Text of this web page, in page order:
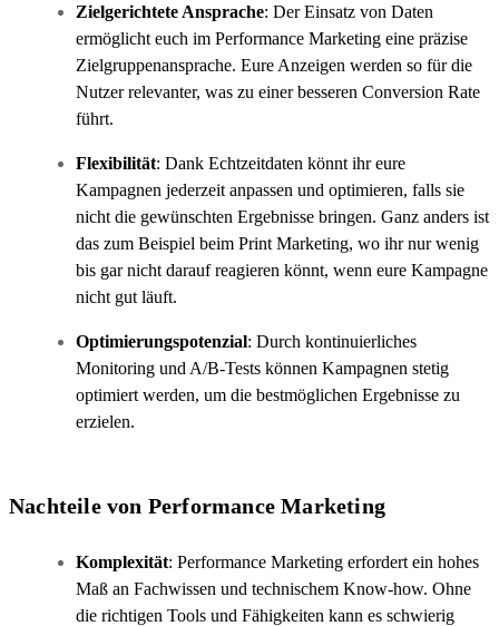
Zielgerichtete Ansprache: Der Einsatz von Daten
ermöglicht euch im Performance Marketing eine präzise
Zielgruppenansprache. Eure Anzeigen werden so für die
Nutzer relevanter, was zu einer besseren Conversion Rate
führt.
Flexibilität: Dank Echtzeitdaten könnt ihr eure
Kampagnen jederzeit anpassen und optimieren, falls sie
nicht die gewünschten Ergebnisse bringen. Ganz anders ist
das zum Beispiel beim Print Marketing, wo ihr nur wenig
bis gar nicht darauf reagieren könnt, wenn eure Kampagne
nicht gut läuft.
Optimierungspotenzial: Durch kontinuierliches
Monitoring und A/B-Tests können Kampagnen stetig
optimiert werden, um die bestmöglichen Ergebnisse zu
erzielen.
Nachteile von Performance Marketing
Komplexität: Performance Marketing erfordert ein hohes
Maß an Fachwissen und technischem Know-how. Ohne
die richtigen Tools und Fähigkeiten kann es schwierig